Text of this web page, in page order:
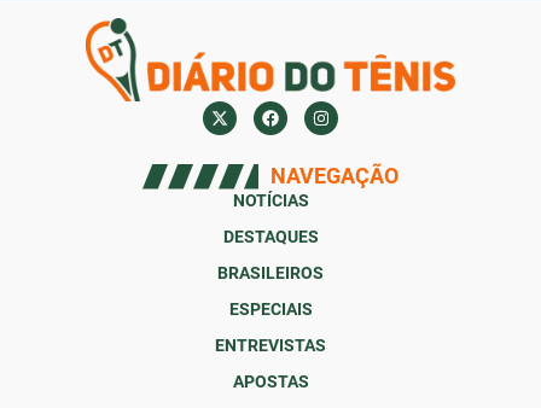
NAVEGAÇÃO
NOTÍCIAS
DESTAQUES
BRASILEIROS
ESPECIAIS
ENTREVISTAS
APOSTAS